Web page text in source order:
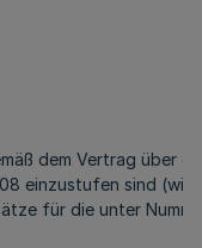
dem Vertrag über
einzustufen sind
für die unter